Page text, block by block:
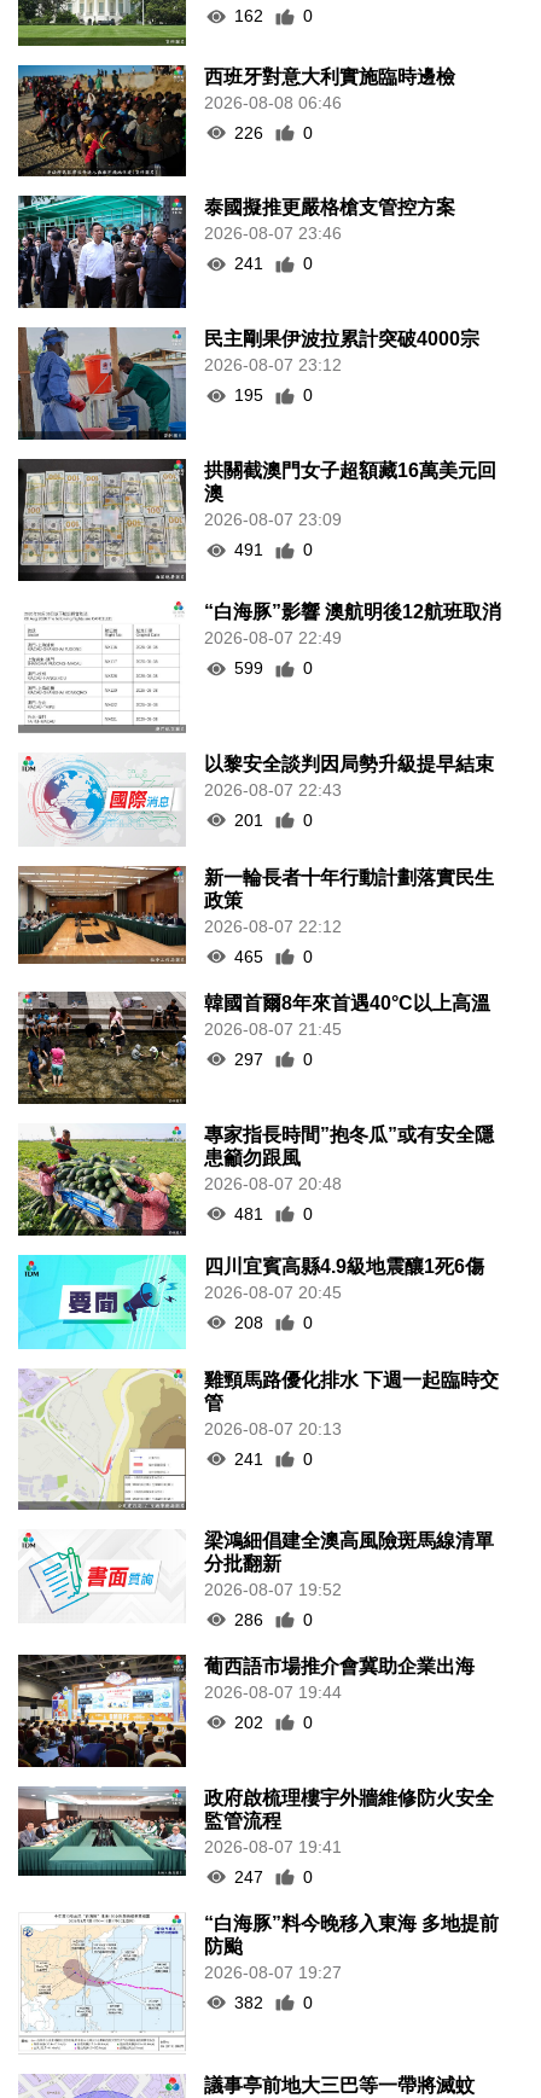
162 0
西班牙對意大利實施臨時邊檢
2026-08-08 06:46
226
0
泰國擬推更嚴格槍支管控方案
2026-08-07 23:46
241
0
民主剛果伊波拉累計突破4000宗
2026-08-07 23:12
195
0
拱關截澳門女子超額藏16萬美元回
澳
2026-08-07 23:09
491
0
“白海豚”影響 澳航明後12航班取消
2026-08-07 22:49
599
0
以黎安全談判因局勢升級提早結束
2026-08-07 22:43
201
0
新一輪長者十年行動計劃落實民生
政策
2026-08-07 22:12
465
0
韓國首爾8年來首遇40°C以上高溫
2026-08-07 21:45
297
0
專家指長時間”抱冬瓜”或有安全隱
患籲勿跟風
2026-08-07 20:48
481
0
四川宜賓高縣4.9級地震釀1死6傷
2026-08-07 20:45
208
0
雞頸馬路優化排水 下週一起臨時交
管
2026-08-07 20:13
241
0
梁鴻細倡建全澳高風險斑馬線清單
分批翻新
2026-08-07 19:52
286
0
葡西語市場推介會冀助企業出海
2026-08-07 19:44
202
0
政府啟梳理樓宇外牆維修防火安全
監管流程
2026-08-07 19:41
247
0
“白海豚”料今晚移入東海 多地提前
防颱
2026-08-07 19:27
382
0
議事亭前地大三巴等一帶將滅蚊